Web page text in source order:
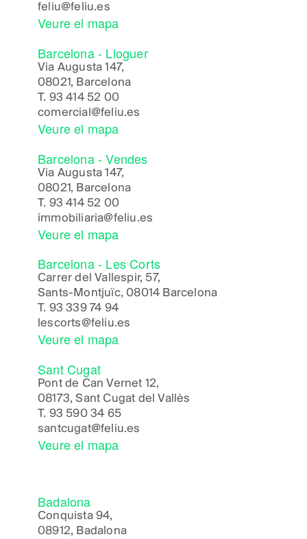
feliu@feliu.es
Veure el mapa
Barcelona - Lloguer
Via Augusta 147,
08021, Barcelona
T. 93 414 52 00
comercial@feliu.es
Veure el mapa
Barcelona - Vendes
Via Augusta 147,
08021, Barcelona
T. 93 414 52 00
immobiliaria@feliu.es
Veure el mapa
Barcelona - Les Corts
Carrer del Vallespir, 57,
Sants-Montjuïc, 08014 Barcelona
T. 93 339 74 94
lescorts@feliu.es
Veure el mapa
Sant Cugat
Pont de Can Vernet 12,
08173, Sant Cugat del Vallès
T. 93 590 34 65
santcugat@feliu.es
Veure el mapa
Badalona
Conquista 94,
08912, Badalona